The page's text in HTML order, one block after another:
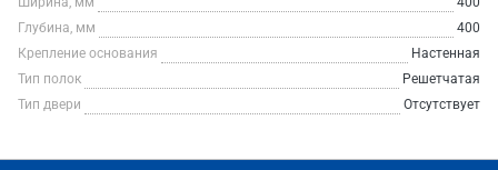
Глубина, мм
400
Крепление основания
Настенная
Тип полок
Решетчатая
Тип двери
Отсутствует